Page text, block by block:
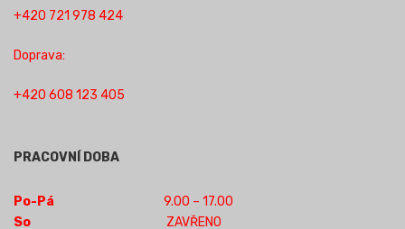
+420 721 978 424
Doprava:
+420 608 123 405
PRACOVNÍ DOBA
Po-Pá
9.00 – 17.00
So
ZAVŘENO